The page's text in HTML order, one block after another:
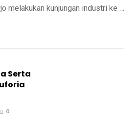
melakukan kunjungan industri ke …
Serta
0